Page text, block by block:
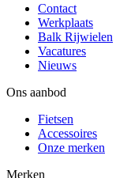
Contact
Werkplaats
Balk Rijwielen
Vacatures
Nieuws
Ons aanbod
Fietsen
Accessoires
Onze merken
Merken